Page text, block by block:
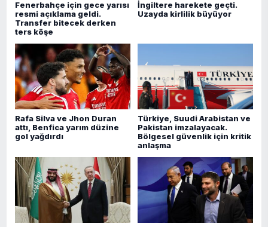
Fenerbahçe için gece yarısı
resmi açıklama geldi.
Transfer bitecek derken
ters köşe
İngiltere harekete geçti.
Uzayda kirlilik büyüyor
Rafa Silva ve Jhon Duran
attı, Benfica yarım düzine
gol yağdırdı
Türkiye, Suudi Arabistan ve
Pakistan imzalayacak.
Bölgesel güvenlik için kritik
anlaşma